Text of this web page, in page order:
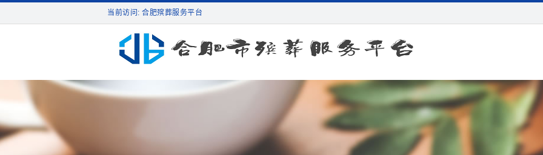
当前访问: 合肥殡葬服务平台